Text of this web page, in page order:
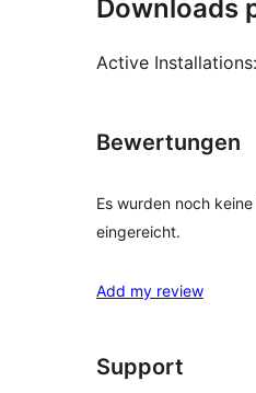
Downloads
Active Installations:
Bewertungen
Es wurden noch
eingereicht.
Add my review
Support